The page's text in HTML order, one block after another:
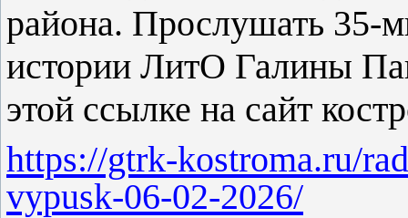
района. Прослушать 35-
истории ЛитО Галины
этой ссылке на сайт
https://gtrk-kostroma.ru/
vypusk-06-02-2026/